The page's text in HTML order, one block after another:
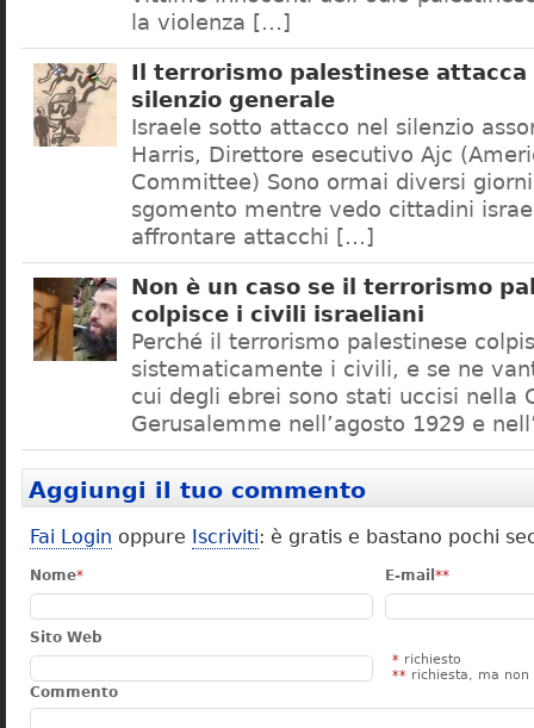
la violenza […]
Il terrorismo palestinese
silenzio generale
Israele sotto attacco nel silenzio
Harris, Direttore esecutivo Ajc
Committee) Sono ormai diversi
sgomento mentre vedo cittadini
affrontare attacchi […]
Non è un caso se il terrorismo
colpisce i civili israeliani
Perché il terrorismo palestinese
sistematicamente i civili, e se ne
cui degli ebrei sono stati uccisi nella
Gerusalemme nell’agosto 1929 e
Aggiungi il tuo commento
Fai Login oppure Iscriviti: è gratis e bastano pochi
Nome* E-mail **
Sito Web
* richiesto
** richiesta, ma non
Commento